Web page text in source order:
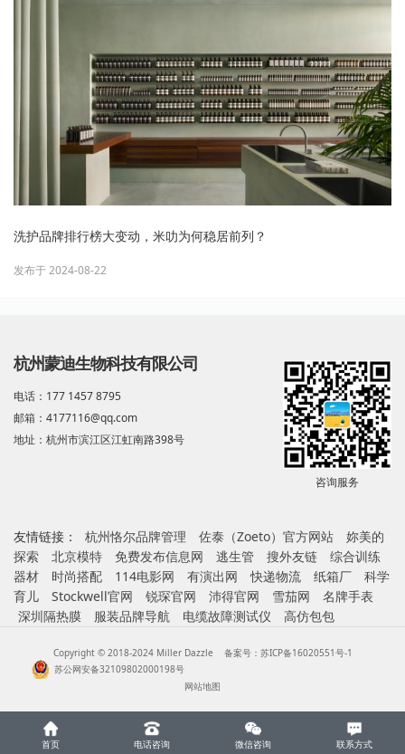
洗护品牌排行榜大变动，米叻为何稳居前列？
发布于 2024-08-22
杭州蒙迪生物科技有限公司
电话：177 1457 8795
邮箱：4177116@qq.com
地址：杭州市滨江区江虹南路398号
咨询服务
友情链接： 杭州恪尔品牌管理 佐泰（Zoeto）官方网站
妳美的
探索
北京模特 免费发布信息网 逃生管 搜外友链
综合训练
器材
时尚搭配 114电影网 有演出网 快递物流 纸箱厂
科学
育儿
Stockwell官网 锐琛官网 沛得官网 雪茄网
名牌手表
深圳隔热膜
服装品牌导航 电缆故障测试仪 高仿包包
Copyright © 2018-2024 Miller Dazzle 备案号：苏ICP备16020551号-1
苏公网安备32109802000198号
网站地图
首页 电话咨询 微信咨询 联系方式